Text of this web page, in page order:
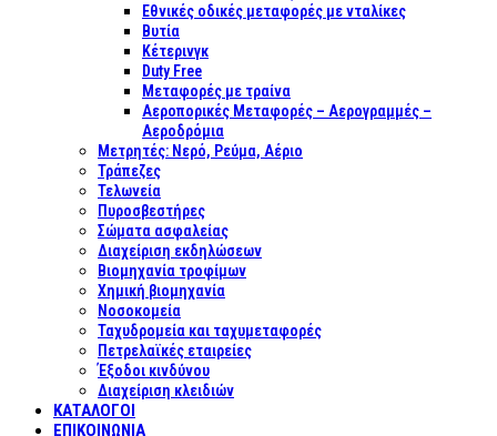
Εθνικές οδικές μεταφορές με νταλίκες
Βυτία
Κέτερινγκ
Duty Free
Μεταφορές με τραίνα
Αεροπορικές Μεταφορές – Αερογραμμές –
Αεροδρόμια
Μετρητές: Νερό, Ρεύμα, Αέριο
Τράπεζες
Τελωνεία
Πυροσβεστήρες
Σώματα ασφαλείας
Διαχείριση εκδηλώσεων
Βιομηχανία τροφίμων
Χημική βιομηχανία
Νοσοκομεία
Ταχυδρομεία και ταχυμεταφορές
Πετρελαϊκές εταιρείες
Έξοδοι κινδύνου
Διαχείριση κλειδιών
ΚΑΤΑΛΟΓΟΙ
ΕΠΙΚΟΙΝΩΝΊΑ